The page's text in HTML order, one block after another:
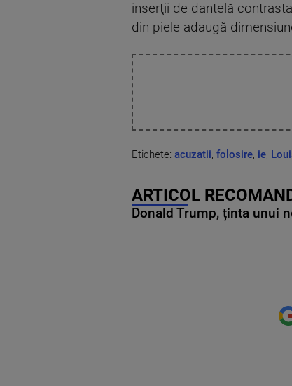
inserţii de dantelă
din piele adaugă
Etichete: acuzatii, folosire, ie,
ARTICOL
Donald Trump, ținta unui